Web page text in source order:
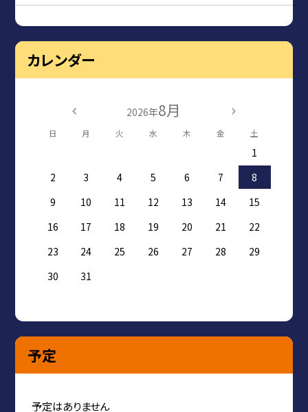
カレンダー
2026年8月
日 月 火 水 木 金 土
1
2
3 4 5 6 7
8
9
10 11 12 13 14
15
16
17 18 19 20 21
22
23
24 25 26 27 28
29
30
31
予定
予定はありません